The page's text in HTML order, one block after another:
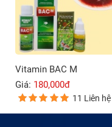
Vitamin BAC M
Giá: 180,000đ
11 Liên hệ